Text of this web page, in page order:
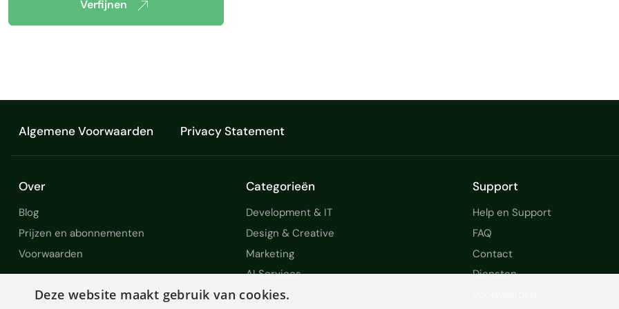
Verfijnen
Algemene Voorwaarden Privacy Statement
Over
Blog
Prijzen en abonnementen
Voorwaarden
Categorieën
Development & IT
Design & Creative
Marketing
AI Services
Support
Help en Support
FAQ
Contact
Diensten
Deze website maakt gebruik van cookies.